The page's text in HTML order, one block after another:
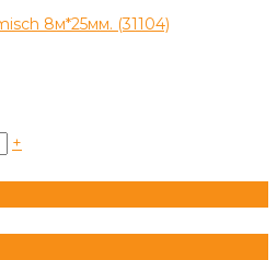
8м*25мм. (31104)
+